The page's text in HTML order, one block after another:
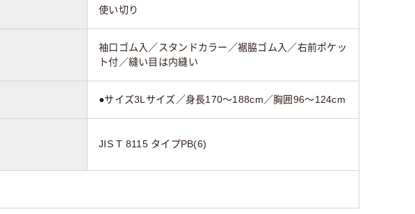
使い切り
袖口ゴム入／スタンドカラー／裾脇ゴム入／右前ポケッ
ト付／縫い目は内縫い
●サイズ3Lサイズ／身長170～188cm／胸囲96～124cm
JIS T 8115 タイプPB(6)